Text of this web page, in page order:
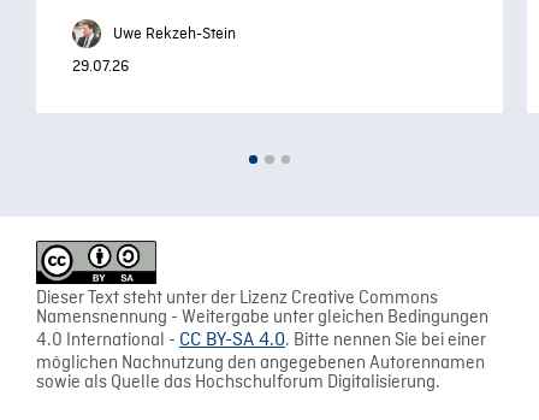
Uwe Rekzeh-Stein
29.07.26
Dieser Text steht unter der Lizenz Creative Commons
Namensnennung - Weitergabe unter gleichen Bedingungen
4.0 International - CC BY-SA 4.0. Bitte nennen Sie bei einer
möglichen Nachnutzung den angegebenen Autorennamen
sowie als Quelle das Hochschulforum Digitalisierung.